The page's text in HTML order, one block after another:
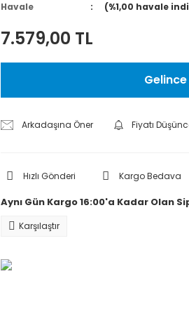
Havale
(%1,00 havale
7.579,00 TL
Arkadaşına Öner Fiyatı
Hızlı Gönderi Kargo Bedava
Aynı Gün Kargo 16:00'a Kadar Olan
Karşılaştır